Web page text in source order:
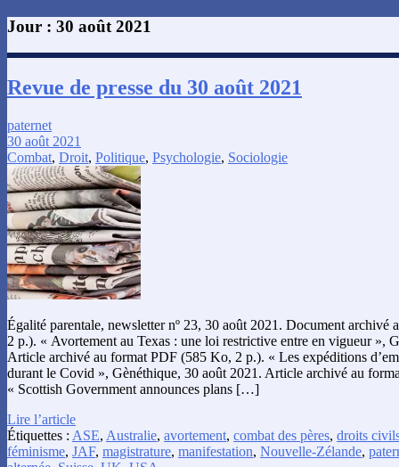
Jour : 30 août 2021
Revue de presse du 30 août 2021
paternet
30 août 2021
Combat, Droit, Politique, Psychologie, Sociologie
Égalité parentale, newsletter nº 23, 30 août 2021. Document archivé
2 p.). « Avortement au Texas : une loi restrictive entre en vigueur »,
Article archivé au format PDF (585 Ko, 2 p.). « Les expéditions
durant le Covid », Gènéthique, 30 août 2021. Article archivé au
« Scottish Government announces plans […]
Lire l’article
Étiquettes : ASE, Australie, avortement, combat des pères, droits
féminisme, JAF, magistrature, manifestation, Nouvelle-Zélande,